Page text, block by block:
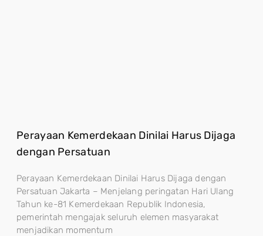
Perayaan Kemerdekaan Dinilai Harus Dijaga
dengan Persatuan
Perayaan Kemerdekaan Dinilai Harus Dijaga dengan
Persatuan Jakarta – Menjelang peringatan Hari Ulang
Tahun ke-81 Kemerdekaan Republik Indonesia,
pemerintah mengajak seluruh elemen masyarakat
menjadikan momentum